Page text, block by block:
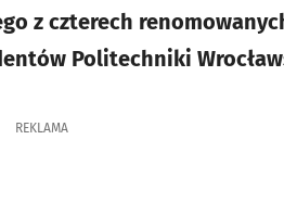
z czterech
Politechniki
REKLAMA